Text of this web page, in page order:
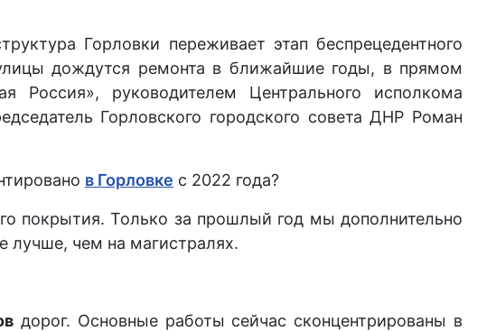
Горловки переживает этап беспрецедентного
дождутся ремонта в ближайшие годы, в прямом
Россия», руководителем Центрального исполкома
Горловского городского совета ДНР Роман
в Горловке с 2022 года?
покрытия. Только за прошлый год мы дополнительно
лучше, чем на магистралях.
дорог. Основные работы сейчас сконцентрированы в